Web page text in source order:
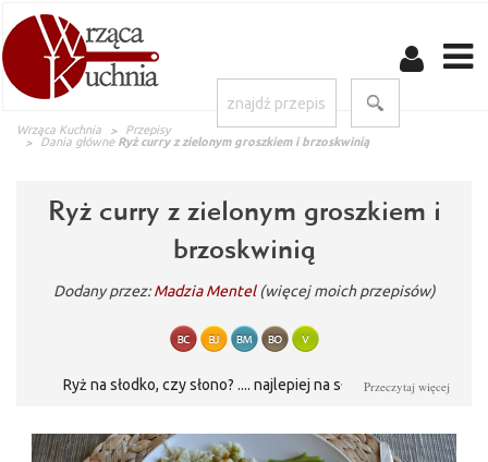
Wrząca Kuchnia
Przepisy
Dania główne Ryż curry z zielonym groszkiem i brzoskwinią
Ryż curry z zielonym groszkiem i
brzoskwinią
Dodany przez:Madzia Mentel (więcej moich przepisów)
Ryż na słodko, czy słono? .... najlepiej na słodko-słono!
Przeczytaj więcej